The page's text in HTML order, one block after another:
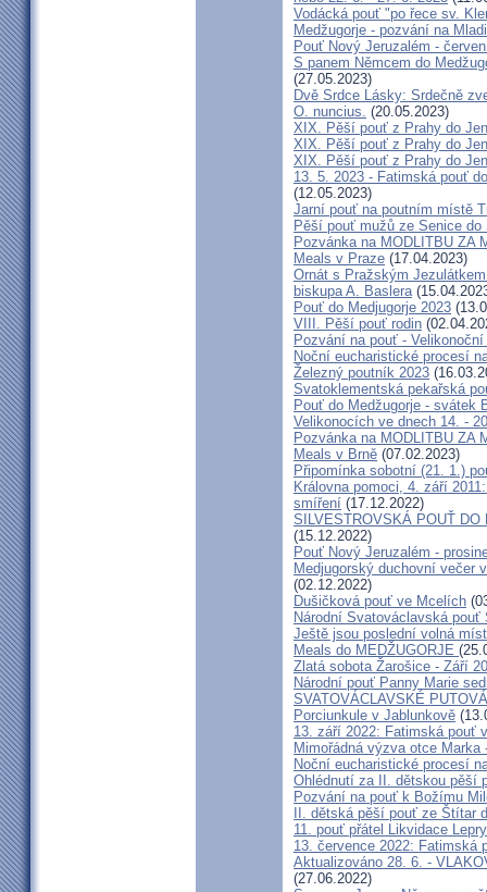
Vodácká pouť "po řece sv.
Medžugorje - pozvání na
Pouť Nový Jeruzalém -
S panem Němcem do
(27.05.2023)
Dvě Srdce Lásky: Srdečně
O. nuncius. (20.05.2023)
XIX. Pěší pouť z Prahy do
XIX. Pěší pouť z Prahy do
XIX. Pěší pouť z Prahy do
13. 5. 2023 - Fatimská pouť
(12.05.2023)
Jarní pouť na poutním místě
Pěší pouť mužů ze Senice do
Pozvánka na MODLITBU ZA
Meals v Praze (17.04.2023)
Ornát s Pražským
biskupa A. Baslera
Pouť do Medjugorje 2023
VIII. Pěší pouť rodin
Pozvání na pouť -
Noční eucharistické procesí
Železný poutník 2023
Svatoklementská pekařská
Pouť do Medžugorje - svátek
Velikonocích ve dnech 14. -
Pozvánka na MODLITBU ZA
Meals v Brně (07.02.2023)
Připomínka sobotní (21. 1.)
Královna pomoci, 4. září
smíření (17.12.2022)
SILVESTROVSKÁ POUŤ DO
(15.12.2022)
Pouť Nový Jeruzalém -
Medjugorský duchovní večer
(02.12.2022)
Dušičková pouť ve Mcelích
Národní Svatováclavská pouť
Ještě jsou poslední volná
Meals do MEDŽUGORJE
Zlatá sobota Žarošice - Září
Národní pouť Panny Marie
SVATOVÁCLAVSKÉ
Porciunkule v Jablunkově
13. září 2022: Fatimská pouť
Mimořádná výzva otce
Noční eucharistické procesí
Ohlédnutí za II. dětskou pěší
Pozvání na pouť k Božímu
II. dětská pěší pouť ze Štítar
11. pouť přátel Likvidace Lepry
13. července 2022: Fatimská
Aktualizováno 28. 6. -
(27.06.2022)